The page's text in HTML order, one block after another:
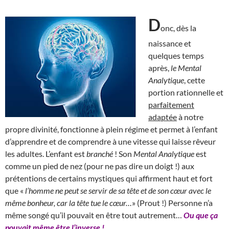
Donc, dès la
naissance et
quelques temps
après, le Mental
Analytique , cette
portion rationnelle et
parfaitement
adaptéeà notre
propre divinité, fonctionne à plein régime et permet à l’enfant
d’apprendre et de comprendre à une vitesse qui laisse rêveur
les adultes. L’enfant est branché ! Son Mental Analytiqueest
comme un pied de nez (pour ne pas dire un doigt !) aux
prétentions de certains mystiques qui affirment haut et fort
que « l’homme ne peut se servir de sa tête et de son cœur avec le
même bonheur, car la tête tue le cœur… » (Prout !) Personne n’a
même songé qu’il pouvait en être tout autrement… Ou que ça
pouvait même être l’inverse !